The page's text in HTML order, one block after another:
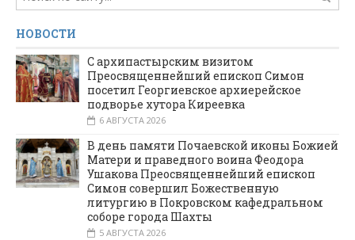
НОВОСТИ
С архипастырским визитом
Преосвященнейший епископ Симон
посетил Георгиевское архиерейское
подворье хутора Киреевка
6 АВГУСТА 2026
В день памяти Почаевской иконы Божией
Матери и праведного воина Феодора
Ушакова Преосвященнейший епископ
Симон совершил Божественную
литургию в Покровском кафедральном
соборе города Шахты
5 АВГУСТА 2026